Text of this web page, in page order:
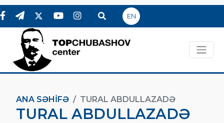
EN
ANA SƏHIFƏ TURAL ABDULLAZADƏ
TURAL ABDULLAZADƏ